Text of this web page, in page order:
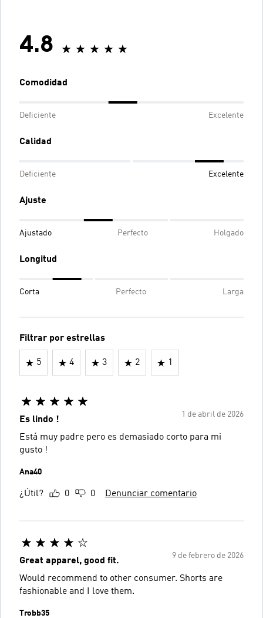
4.8
Comodidad
Deficiente Excelente
Calidad
Deficiente Excelente
Ajuste
Ajustado Perfecto Holgado
Longitud
Corta Perfecto Larga
Filtrar por estrellas
5 4 3 2 1
1 de abril de 2026
Es lindo !
Está muy padre pero es demasiado corto para mi
gusto !
Ana40
¿Útil? 0 0 Denunciar comentario
9 de febrero de 2026
Great apparel, good fit.
Would recommend to other consumer. Shorts are
fashionable and I love them.
Trobb35